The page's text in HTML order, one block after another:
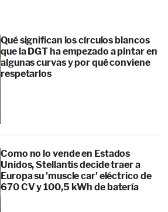
Qué significan los círculos blancos
que la DGT ha empezado a pintar en
algunas curvas y por qué conviene
respetarlos
Como no lo vende en Estados
Unidos, Stellantis decide traer a
Europa su 'muscle car' eléctrico de
670 CV y 100,5 kWh de batería